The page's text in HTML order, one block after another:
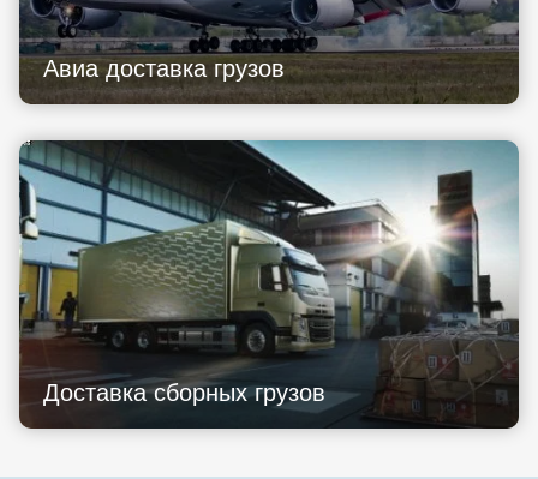
Авиа доставка грузов
Доставка сборных грузов